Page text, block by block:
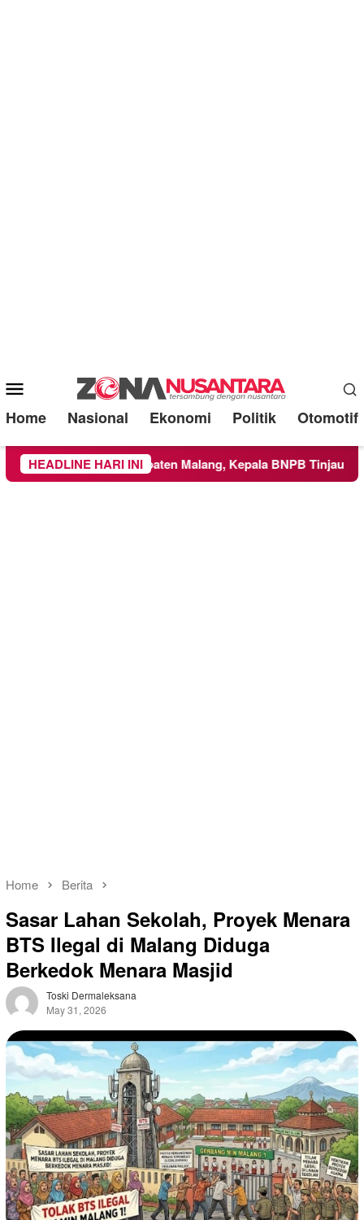
Mobile
Menu
Home Nasional Ekonomi Politik Otomotif
HEADLINE HARI INI
Kabupaten Malang, Kepala BNPB Tinjau Langsung Lokasi
Home Berita
Sasar Lahan Sekolah, Proyek Menara
BTS Ilegal di Malang Diduga
Berkedok Menara Masjid
Toski Dermaleksana
May 31, 2026